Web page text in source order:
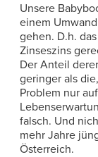
Unsere
einem
gehen. D.h.
Zinseszins
Der Anteil
geringer als
Problem nur
falsch. Und
mehr Jahre
Österreich.